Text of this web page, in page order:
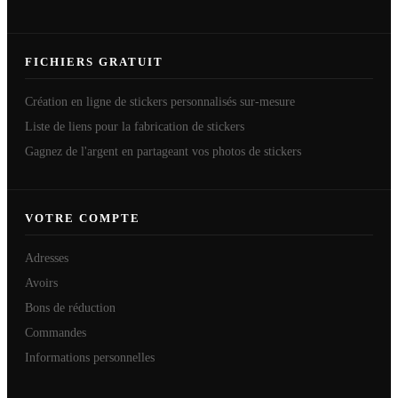
FICHIERS GRATUIT
Création en ligne de stickers personnalisés sur-mesure
Liste de liens pour la fabrication de stickers
Gagnez de l'argent en partageant vos photos de stickers
VOTRE COMPTE
Adresses
Avoirs
Bons de réduction
Commandes
Informations personnelles